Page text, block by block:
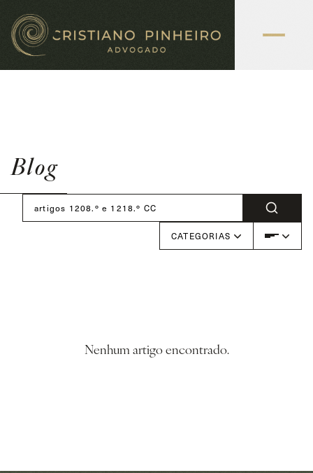
Blog
CATEGORIAS
Nenhum artigo encontrado.